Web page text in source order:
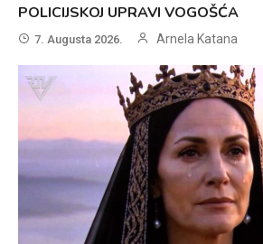
POLICIJSKOJ UPRAVI VOGOŠĆA
7. Augusta 2026. Arnela Katana